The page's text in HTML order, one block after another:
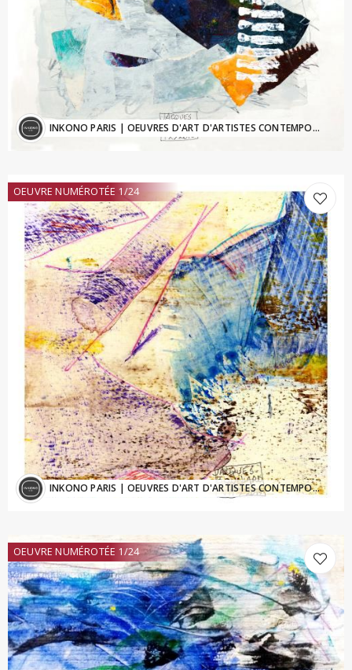
INKONO PARIS | OEUVRES D'ART D'ARTISTES CONTEMPORAINS - Inkono@sfr.fr
OEUVRE NUMÉROTÉE 1/24
INKONO PARIS | OEUVRES D'ART D'ARTISTES CONTEMPORAINS - Inkono@sfr.fr
OEUVRE NUMÉROTÉE 1/24